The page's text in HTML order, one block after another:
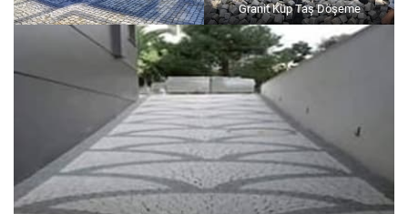
Granit Küp Taş Döşeme